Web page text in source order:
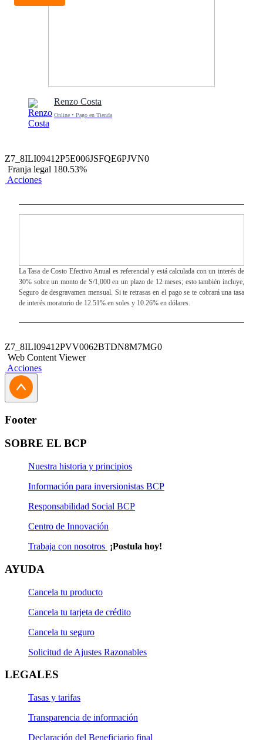
Renzo Costa
Online • Pago en Tienda
Z7_8ILI09412P5E006JSFQE6PJVN0
Franja legal 180.53%
Acciones
La Tasa de Costo Efectivo Anual es referencial y está calculada con un interés de
30% sobre un monto de S/1,000 en un plazo de 12 meses; esto también incluye,
Seguro de desgravamen mensual. Si te retrasas en el pago se te cobrará una tasa
de interés moratorio de 12.51% en soles y 10.26% en dólares.
Z7_8ILI09412PVV0062BTDN8M7MG0
Web Content Viewer
Acciones
Footer
SOBRE EL BCP
Nuestra historia y principios
Información para inversionistas BCP
Responsabilidad Social BCP
Centro de Innovación
Trabaja con nosotros ¡Postula hoy!
AYUDA
Cancela tu producto
Cancela tu tarjeta de crédito
Cancela tu seguro
Solicitud de Ajustes Razonables
LEGALES
Tasas y tarifas
Transparencia de información
Declaración del Beneficiario final